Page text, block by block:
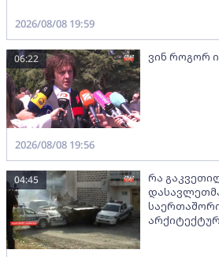
2026/08/08 19:59
ვინ როგორ
06:22
2026/08/08 19:56
რა
04:45